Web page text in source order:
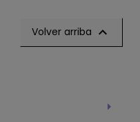
Volver arriba 